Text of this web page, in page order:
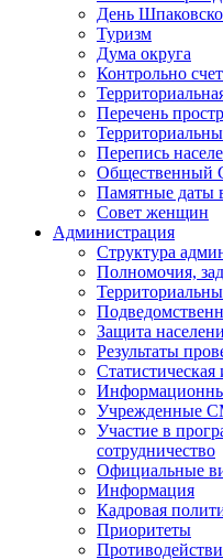
День
Туризм
Дума округа
Контрольно
Перечень
Перепись
Общественный
Памятные даты
Совет женщин
Администрация
Структура
Полномочия,
Защита
Результаты
Учрежденные
Участие в
сотрудничество
Официальные
Информация
Кадровая
Приоритеты